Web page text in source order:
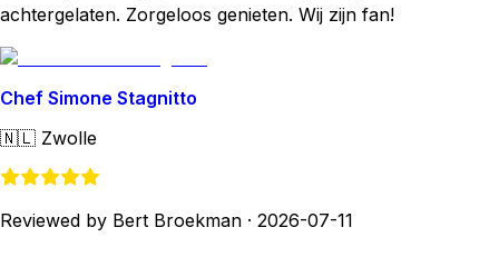
achtergelaten. Zorgeloos genieten. Wij zijn fan!
Chef Simone Stagnitto
🇳🇱 Zwolle
Reviewed by Bert Broekman · 2026-07-11